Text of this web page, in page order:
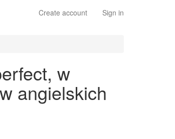
Create account Sign in
w
angielskich